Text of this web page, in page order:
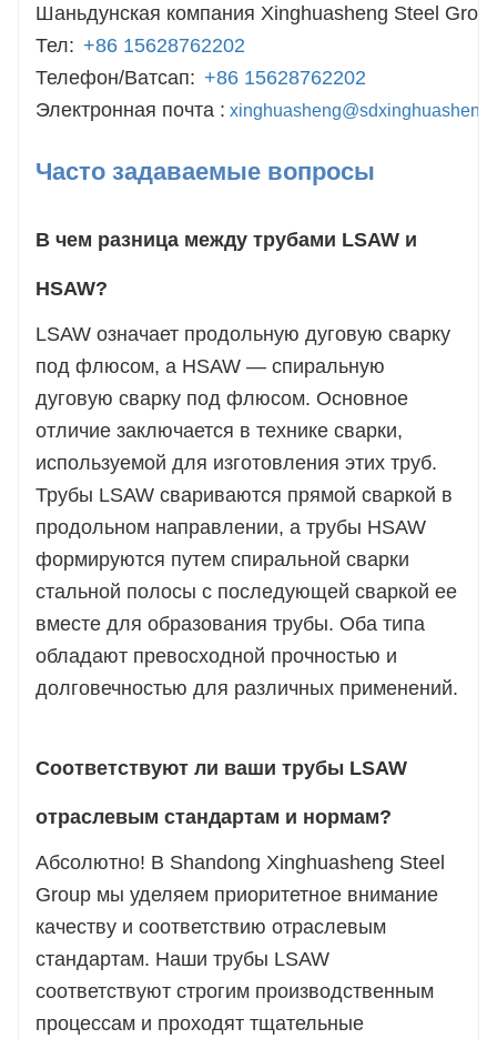
Шаньдунская компания Xinghuasheng Steel
Тел: +86 15628762202
Телефон/Ватсап: +86 15628762202
Электронная почта :
Часто задаваемые вопросы
В чем разница между трубами LSAW и
HSAW?
LSAW означает продольную дуговую сварку
под флюсом, а HSAW — спиральную
дуговую сварку под флюсом. Основное
отличие заключается в технике сварки,
используемой для изготовления этих труб.
Трубы LSAW свариваются прямой сваркой в ​​
продольном направлении, а трубы HSAW
формируются путем спиральной сварки
стальной полосы с последующей сваркой ее
вместе для образования трубы. Оба типа
обладают превосходной прочностью и
долговечностью для различных применений.
Соответствуют ли ваши трубы LSAW
отраслевым стандартам и нормам?
Абсолютно! В Shandong Xinghuasheng Steel
Group мы уделяем приоритетное внимание
качеству и соответствию отраслевым
стандартам. Наши трубы LSAW
соответствуют строгим производственным
процессам и проходят тщательные